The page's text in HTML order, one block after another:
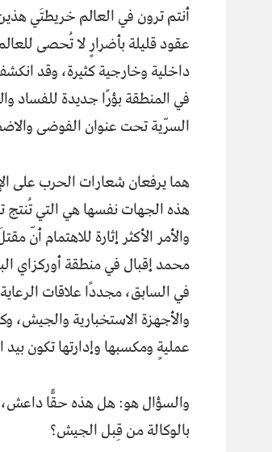
أنتم ترون في العالم خريطتَي
عقود قليلة بأضرارٍ لا تُحصى
داخلية وخارجية كثيرة، وقد
في المنطقة بؤرًا جديدة للفساد
السرّية تحت عنوان الفوضى
هما يرفعان شعارات الحرب على
هذه الجهات نفسها هي التي تُنتج
والأمر الأكثر إثارة للاهتمام
محمد إقبال في منطقة أوركزاي
في السابق، مجددًا علاقات
والأجهزة الاستخبارية
عمليةٍ ومكسبها وإدارتها تكون
والسؤال هو: هل هذه حقًّا داعش،
بالوكالة من قِبل الجيش؟